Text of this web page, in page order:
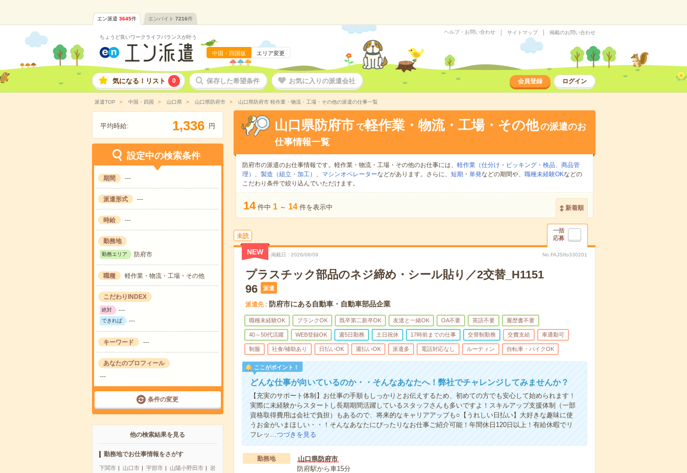
エン派遣 3645件 エンバイト 7216件
ちょうど良いワークライフバランスが叶う
中国・四国版 エリア変更
ヘルプ・お問い合わせ サイトマップ 掲載のお問い合わせ
気になる！リスト 0 保存した希望条件 お気に入りの派遣会社 会員登録 ログイン
派遣TOP 中国・四国 山口県 山口県防府市 山口県防府市 軽作業・物流・工場・その他の派遣の仕事一覧
平均時給: 1,336 円
設定中の検索条件
期間 ---
派遣形式 ---
時給 ---
勤務地
勤務エリア 防府市
職種 軽作業・物流・工場・その他
こだわりINDEX
絶対 ---
できれば ---
キーワード ---
あなたのプロフィール
---
条件の変更
他の検索結果を見る
勤務地でお仕事情報をさがす
下関市 山口市 宇部市 山陽小野田市
岩
山口県防府市 で軽作業・物流・工場・その他の派遣のお
仕事情報一覧
防府市の派遣のお仕事情報です。軽作業・物流・工場・その他のお仕事には、 軽作業（仕分け・ピッキング・検品、商品管
理） 、 製造（組立・加工） 、 マシンオペレーターなどがあります。さらに、 短期 ・ 単発などの期間や、 職種未経験OKなどの
こだわり条件で絞り込んでいただけます。
14 件中 1 ～ 14 件を表示中 新着順
未読
一括
応募
NEW 掲載日 2026/08/09 No.FAJSIfo330201
プラスチック部品のネジ締め・シール貼り／2交替_H1151
96
派遣
派遣先 防府市にある自動車・自動車部品企業
職種未経験OK ブランクOK 既卒第二新卒OK 友達と一緒OK OA不要 英語不要 履歴書不要
40～50代活躍 WEB登録OK 週5日勤務 土日祝休 17時前までの仕事 交替制勤務 交費支給 車通勤可
制服 社食/補助あり 日払いOK 週払いOK 派遣多 電話対応なし ルーティン 自転車・バイクOK
ここがポイント！
どんな仕事が向いているのか・・そんなあなたへ！弊社でチャレンジしてみませんか？
【充実のサポート体制】お仕事の手順もしっかりとお伝えするため、初めての方でも安心して始められます！
実際に未経験からスタートし長期期間活躍しているスタッフさんも多いですよ！スキルアップ支援体制（一部
資格取得費用は会社で負担）もあるので、将来的なキャリアアップも○【うれしい日払い】大好きな趣味に使
うお金がいまほしい・・！そんなあなたにぴったりなお仕事ご紹介可能！年間休日120日以上！有給休暇でリ
フレッ…つづきを見る
勤務地
山口県防府市
防府駅から車15分